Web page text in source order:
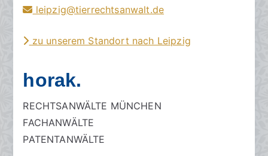
leipzig@tierrechtsanwalt.de
zu unserem Standort nach Leipzig
horak.
RECHTSANWÄLTE MÜNCHEN
FACHANWÄLTE
PATENTANWÄLTE